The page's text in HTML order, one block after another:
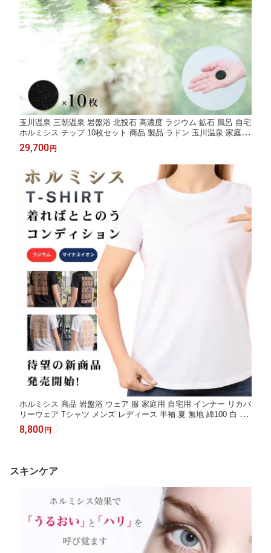
玉川温泉 三朝温泉 岩盤浴 北投石 高濃度 ラジウム 鉱石 風呂 自宅
ホルミシス チップ 10枚セット 商品 製品 ラドン 玉川温泉 家庭 グ
ッズ 腸活 温活グッズ 健康グッズ バドガシュタイン 天然石 家庭
用 温泉 効果
29,700円
ホルミシス 商品 岩盤浴 ウェア 服 家庭用 自宅用 インナー リカバ
リーウェア Tシャツ メンズ レディース 半袖 夏 無地 綿100 白 黒
薄手 綿 玉川温泉 北投石 製品 ラドン ラジウム 鉱石 腸活 ダイエ
ット 温活グッズ 健康グッズ 男性 女性 バドガシュタイン鉱石
8,800円
スキンケア